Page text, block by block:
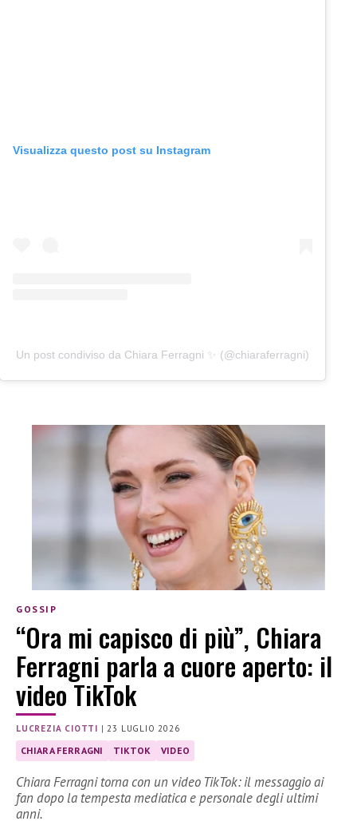
Visualizza questo post su Instagram
Un post condiviso da Chiara Ferragni ✨ (@chiaraferragni)
GOSSIP
“Ora mi capisco di più”, Chiara
Ferragni parla a cuore aperto: il
video TikTok
LUCREZIA CIOTTI | 23 LUGLIO 2026
CHIARA FERRAGNI TIKTOK VIDEO
Chiara Ferragni torna con un video TikTok: il messaggio ai
fan dopo la tempesta mediatica e personale degli ultimi
anni.